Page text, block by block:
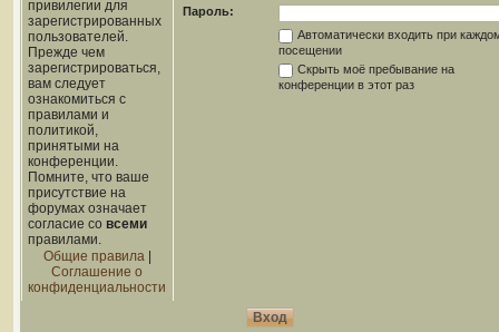
привилегии для
зарегистрированных
пользователей.
Прежде чем
зарегистрироваться,
вам следует
ознакомиться с
правилами и
политикой,
принятыми на
конференции.
Помните, что ваше
присутствие на
форумах означает
согласие со всеми
правилами.
Общие правила|
Соглашение о
конфиденциальности
Пароль:
Автоматически входить при
посещении
Скрыть моё пребывание на
конференции в этот раз